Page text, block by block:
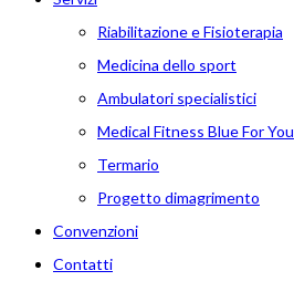
Riabilitazione e Fisioterapia
Medicina dello sport
Ambulatori specialistici
Medical Fitness Blue For You
Termario
Progetto dimagrimento
Convenzioni
Contatti